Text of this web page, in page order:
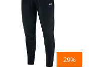
29%